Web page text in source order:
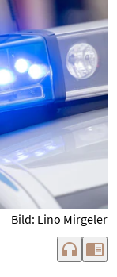
Bild: Lino Mirgeler
headphones chrome_reader_mode